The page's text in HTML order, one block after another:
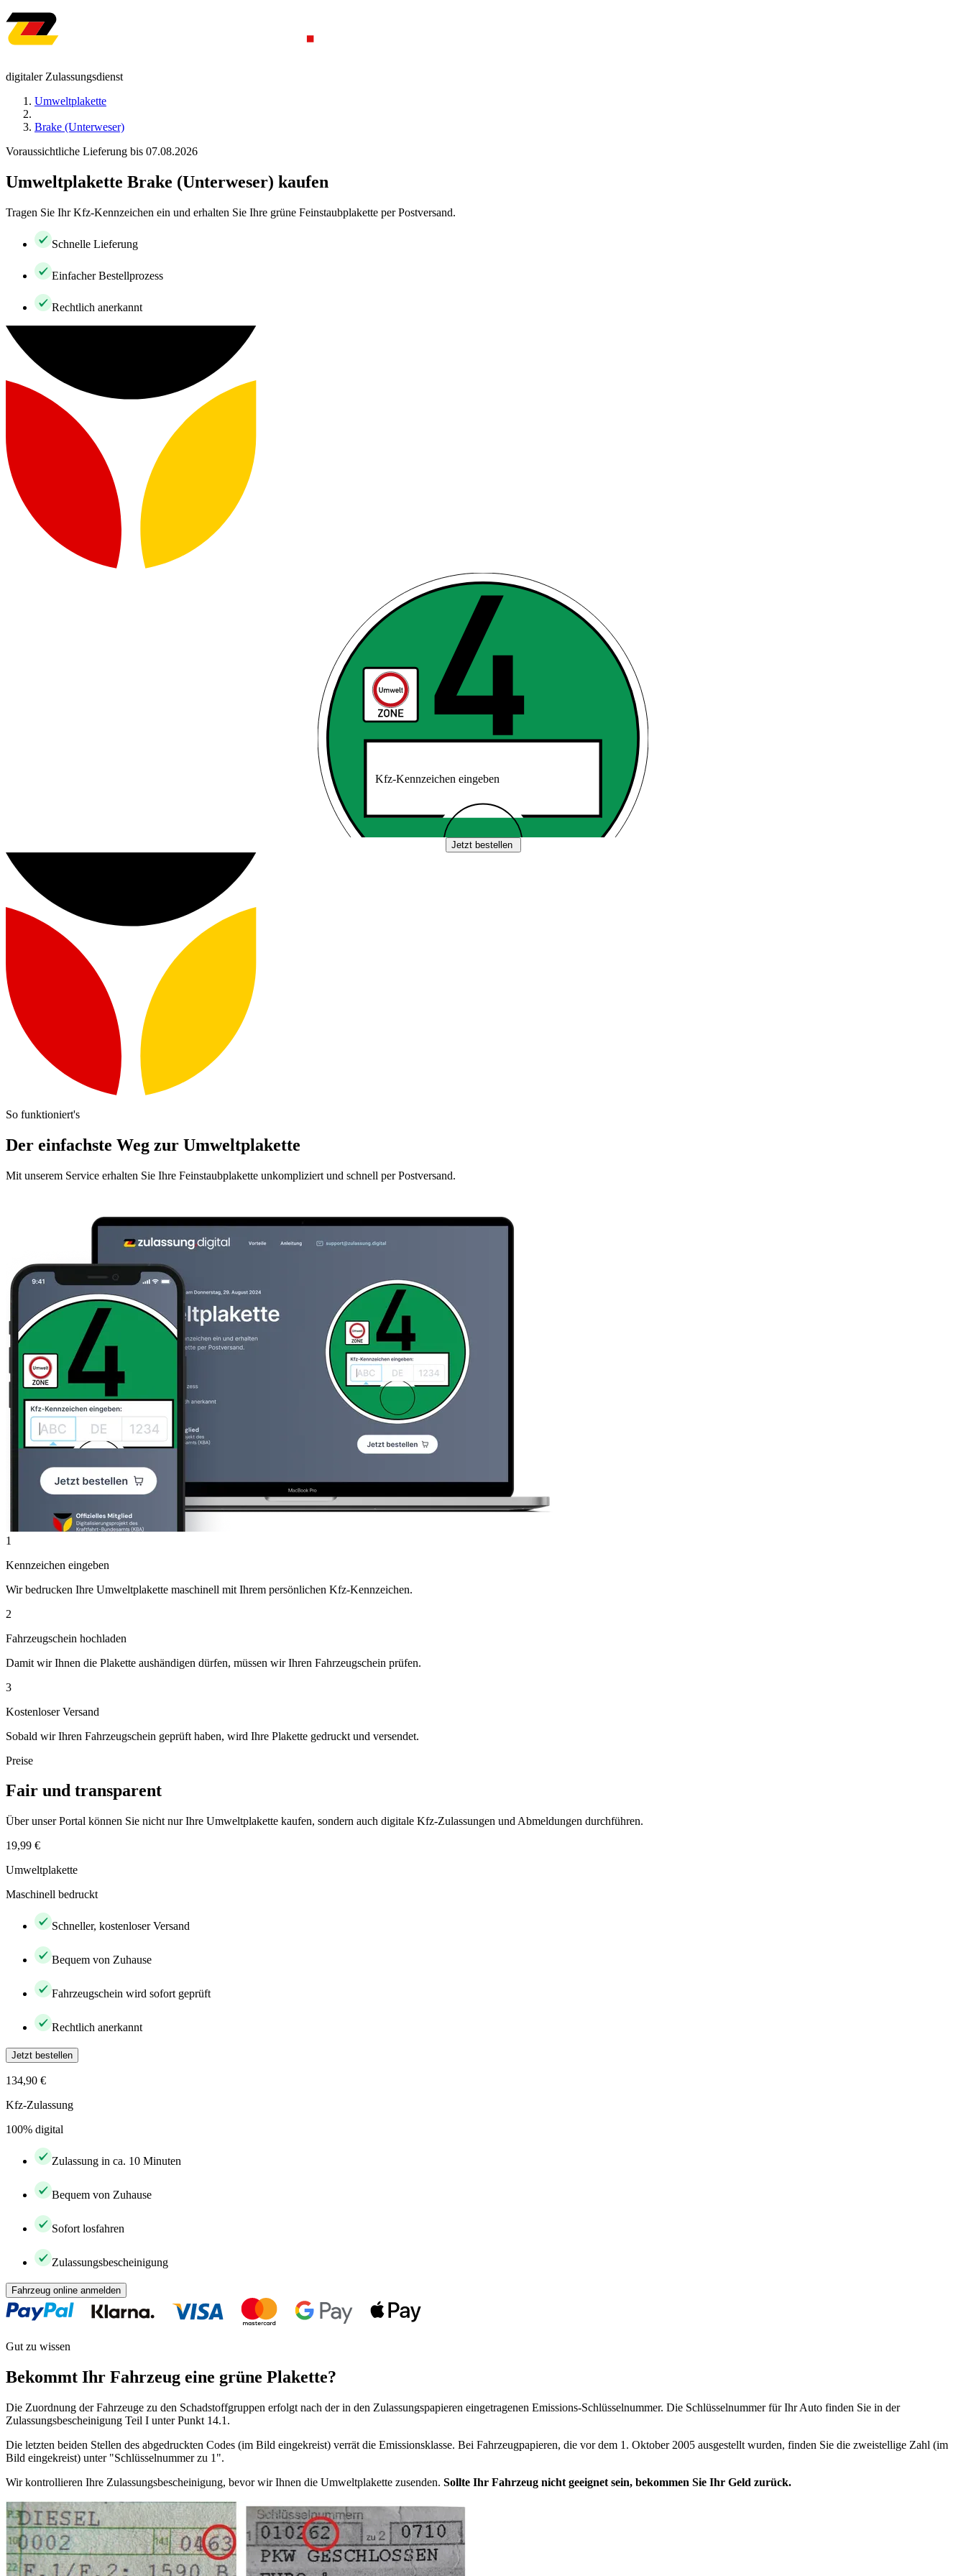
digitaler Zulassungsdienst
Umweltplakette
Brake (Unterweser)
Voraussichtliche Lieferung bis 07.08.2026
Umweltplakette Brake (Unterweser) kaufen
Tragen Sie Ihr Kfz-Kennzeichen ein und erhalten Sie Ihre grüne Feinstaubplakette per Postversand.
Schnelle Lieferung
Einfacher Bestellprozess
Rechtlich anerkannt
Kfz-Kennzeichen eingeben
Jetzt bestellen
So funktioniert's
Der einfachste Weg zur Umweltplakette
Mit unserem Service erhalten Sie Ihre Feinstaubplakette unkompliziert und schnell per Postversand.
1
Kennzeichen eingeben
Wir bedrucken Ihre Umweltplakette maschinell mit Ihrem persönlichen Kfz-Kennzeichen.
2
Fahrzeugschein hochladen
Damit wir Ihnen die Plakette aushändigen dürfen, müssen wir Ihren Fahrzeugschein prüfen.
3
Kostenloser Versand
Sobald wir Ihren Fahrzeugschein geprüft haben, wird Ihre Plakette gedruckt und versendet.
Preise
Fair und transparent
Über unser Portal können Sie nicht nur Ihre Umweltplakette kaufen, sondern auch digitale Kfz-Zulassungen und Abmeldungen durchführen.
19,99 €
Umweltplakette
Maschinell bedruckt
Schneller, kostenloser Versand
Bequem von Zuhause
Fahrzeugschein wird sofort geprüft
Rechtlich anerkannt
Jetzt bestellen
134,90 €
Kfz-Zulassung
100% digital
Zulassung in ca. 10 Minuten
Bequem von Zuhause
Sofort losfahren
Zulassungsbescheinigung
Fahrzeug online anmelden
Gut zu wissen
Bekommt Ihr Fahrzeug eine grüne Plakette?
Die Zuordnung der Fahrzeuge zu den Schadstoffgruppen erfolgt nach der in den Zulassungspapieren eingetragenen Emissions-Schlüsselnummer. Die Schlüsselnummer für Ihr Auto finden Sie in der
Zulassungsbescheinigung Teil I unter Punkt 14.1.
Die letzten beiden Stellen des abgedruckten Codes (im Bild eingekreist) verrät die Emissionsklasse. Bei Fahrzeugpapieren, die vor dem 1. Oktober 2005 ausgestellt wurden, finden Sie die zweistellige Zahl (im
Bild eingekreist) unter "Schlüsselnummer zu 1".
Wir kontrollieren Ihre Zulassungsbescheinigung, bevor wir Ihnen die Umweltplakette zusenden. Sollte Ihr Fahrzeug nicht geeignet sein, bekommen Sie Ihr Geld zurück.